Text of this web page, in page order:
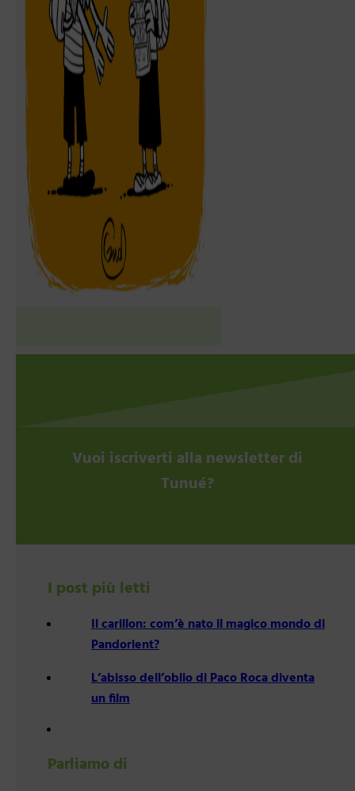
Vuoi iscriverti alla newsletter di
Tunué?
I post più letti
Il carillon: com’è nato il magico mondo di
Pandorient?
L’abisso dell’oblio di Paco Roca diventa
un film
Parliamo di